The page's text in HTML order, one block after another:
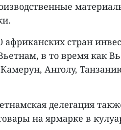
африканских стран
в то время как
Анголу,
делегация
на ярмарке в